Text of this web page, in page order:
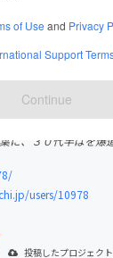
of Use and Privacy
Support
Continue
て1件のプロジェク
兵庫県
大阪府
、現在沖縄在住で
ことを心がけていま
に、３０代半ばを爆
users/10978
投稿したプロジェクト